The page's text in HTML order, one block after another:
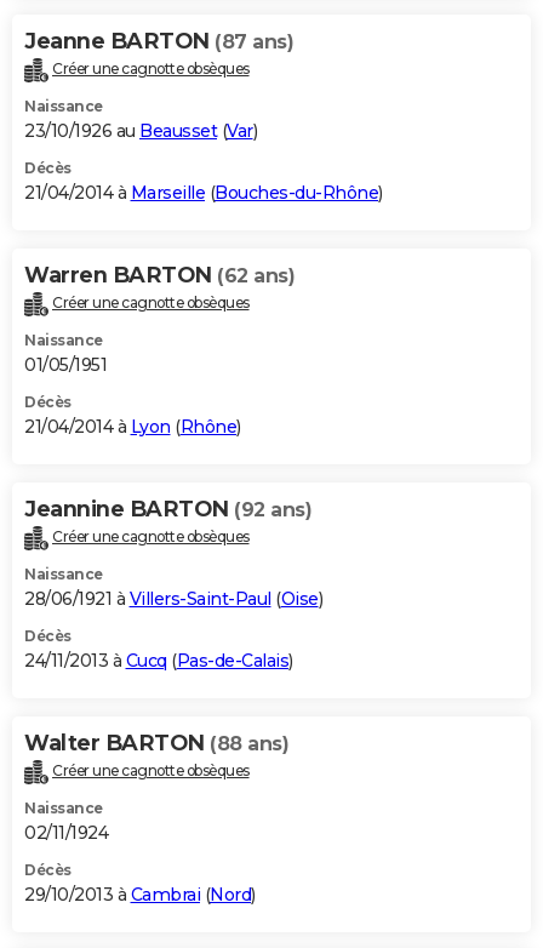
Jeanne BARTON (87 ans)
Créer une cagnotte obsèques
Naissance
23/10/1926 au Beausset(Var)
Décès
21/04/2014 à Marseille (Bouches-du-Rhône)
Warren BARTON (62 ans)
Créer une cagnotte obsèques
Naissance
01/05/1951
Décès
21/04/2014 à Lyon (Rhône)
Jeannine BARTON (92 ans)
Créer une cagnotte obsèques
Naissance
28/06/1921 à Villers-Saint-Paul (Oise)
Décès
24/11/2013 à Cucq (Pas-de-Calais)
Walter BARTON (88 ans)
Créer une cagnotte obsèques
Naissance
02/11/1924
Décès
29/10/2013 à Cambrai (Nord)